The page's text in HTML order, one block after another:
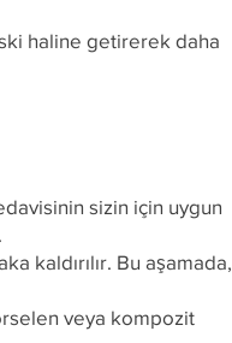
haline getirerek daha
sizin için uygun
kaldırılır. Bu aşamada,
veya kompozit